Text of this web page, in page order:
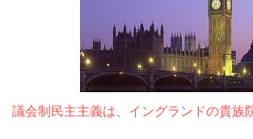
議会制民主主義は、イングランドの貴族